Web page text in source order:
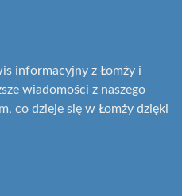
informacyjny z Łomży i
wiadomości z naszego
co dzieje się w Łomży dzięki